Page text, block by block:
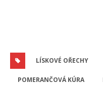
LÍSKOVÉ OŘECHY
POMERANČOVÁ KÚRA